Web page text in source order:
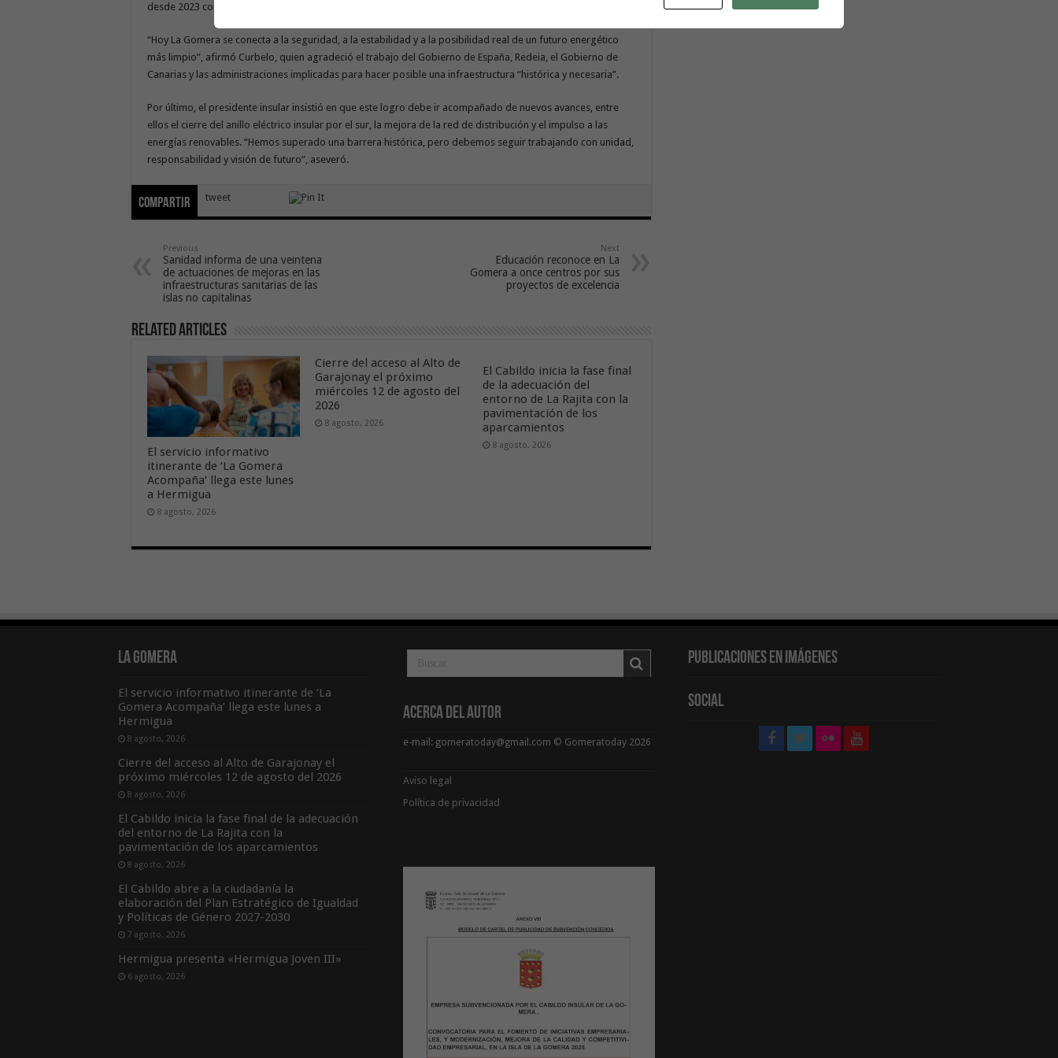
desde 2023 con cinco parques eólicos, con más de 11 megavatios de capacidad instalada.
“Hoy La Gomera se conecta a la seguridad, a la estabilidad y a la posibilidad real de un futuro energético
más limpio”, afirmó Curbelo, quien agradeció el trabajo del Gobierno de España, Redeia, el Gobierno de
Canarias y las administraciones implicadas para hacer posible una infraestructura “histórica y necesaria”.
Por último, el presidente insular insistió en que este logro debe ir acompañado de nuevos avances, entre
ellos el cierre del anillo eléctrico insular por el sur, la mejora de la red de distribución y el impulso a las
energías renovables. “Hemos superado una barrera histórica, pero debemos seguir trabajando con unidad,
responsabilidad y visión de futuro”, aseveró.
Compartir tweet
Previous
Sanidad informa de una veintena
de actuaciones de mejoras en las
infraestructuras sanitarias de las
islas no capitalinas
Next
Educación reconoce en La
Gomera a once centros por sus
proyectos de excelencia
Related Articles
El servicio informativo
itinerante de ‘La Gomera
Acompaña’ llega este lunes
a Hermigua
8 agosto, 2026
Cierre del acceso al Alto de
Garajonay el próximo
miércoles 12 de agosto del
2026
8 agosto, 2026
El Cabildo inicia la fase final
de la adecuación del
entorno de La Rajita con la
pavimentación de los
aparcamientos
8 agosto, 2026
La Gomera
El servicio informativo itinerante de ‘La
Gomera Acompaña’ llega este lunes a
Hermigua
8 agosto, 2026
Cierre del acceso al Alto de Garajonay el
próximo miércoles 12 de agosto del 2026
8 agosto, 2026
El Cabildo inicia la fase final de la adecuación
del entorno de La Rajita con la
pavimentación de los aparcamientos
8 agosto, 2026
El Cabildo abre a la ciudadanía la
elaboración del Plan Estratégico de Igualdad
y Políticas de Género 2027-2030
7 agosto, 2026
Hermigua presenta «Hermigua Joven III»
6 agosto, 2026
Acerca del Autor
e-mail: gomeratoday@gmail.com © Gomeratoday 2026
Aviso legal
Política de privacidad
Publicaciones en Imágenes
Social